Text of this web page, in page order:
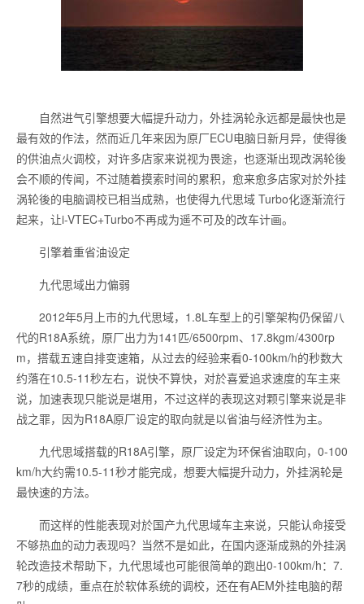
自然进气引擎想要大幅提升动力，外挂涡轮永远都是最快也是
最有效的作法，然而近几年来因为原厂ECU电脑日新月异，使得後
的供油点火调校，对许多店家来说视为畏途，也逐渐出现改涡轮後
会不顺的传闻，不过随着摸索时间的累积，愈来愈多店家对於外挂
涡轮後的电脑调校已相当成熟，也使得九代思域 Turbo化逐渐流行
起来，让i-VTEC+Turbo不再成为遥不可及的改车计画。
引擎着重省油设定
九代思域出力偏弱
2012年5月上市的九代思域，1.8L车型上的引擎架构仍保留八
代的R18A系统，原厂出力为141匹/6500rpm、17.8kgm/4300rp
m，搭载五速自排变速箱，从过去的经验来看0-100km/h的秒数大
约落在10.5-11秒左右，说快不算快，对於喜爱追求速度的车主来
说，加速表现只能说是堪用，不过这样的表现这对颗引擎来说是非
战之罪，因为R18A原厂设定的取向就是以省油与经济性为主。
九代思域搭载的R18A引擎，原厂设定为环保省油取向，0-100
km/h大约需10.5-11秒才能完成，想要大幅提升动力，外挂涡轮是
最快速的方法。
而这样的性能表现对於国产九代思域车主来说，只能认命接受
不够热血的动力表现吗？当然不是如此，在国内逐渐成熟的外挂涡
轮改造技术帮助下，九代思域也可能很简单的跑出0-100km/h：7.
7秒的成绩，重点在於软体系统的调校，还在有AEM外挂电脑的帮